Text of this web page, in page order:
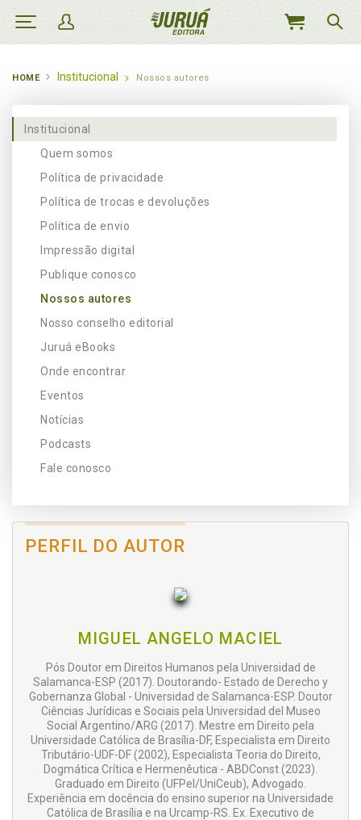
MEU
HOME Institucional Nossos autores
Institucional
Quem somos
Política de privacidade
Política de trocas e devoluções
Política de envio
Impressão digital
Publique conosco
Nossos autores
Nosso conselho editorial
Juruá eBooks
Onde encontrar
Eventos
Notícias
Podcasts
Fale conosco
PERFIL DO AUTOR
MIGUEL ANGELO MACIEL
Pós Doutor em Direitos Humanos pela Universidad de
Salamanca-ESP (2017). Doutorando- Estado de Derecho y
Gobernanza Global - Universidad de Salamanca-ESP. Doutor
Ciências Jurídicas e Sociais pela Universidad del Museo
Social Argentino/ARG (2017). Mestre em Direito pela
Universidade Católica de Brasília-DF, Especialista em Direito
Tributário-UDF-DF (2002), Especialista Teoria do Direito,
Dogmática Crítica e Hermenêutica - ABDConst (2023).
Graduado em Direito (UFPel/UniCeub), Advogado.
Experiência em docência do ensino superior na Universidade
Católica de Brasília e na Urcamp-RS. Ex. Executivo de